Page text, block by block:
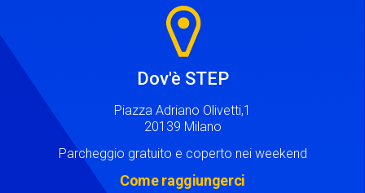
Dov'è STEP
Piazza Adriano Olivetti,1
20139 Milano
Parcheggio gratuito e coperto nei weekend
Come raggiungerci